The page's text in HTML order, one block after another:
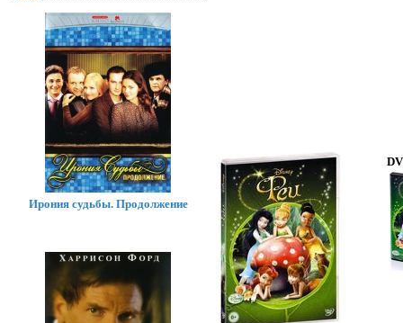
Ирония судьбы. Продолжение